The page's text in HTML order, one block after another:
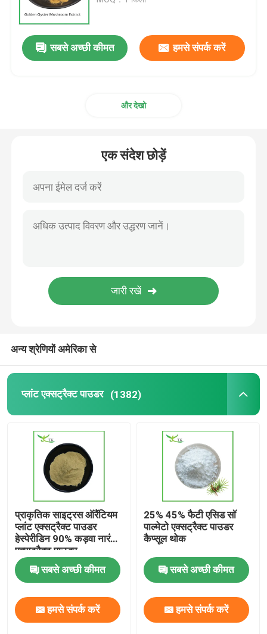
विटामिन पाउडर
अमीनो एसिड पाउडर
अश्वगंधा अर्क पाउडर
आहार अनुपूरक सामग्री
सबसे अच्छी कीमत हमसे संपर्क करें
और देखो
एक संदेश छोड़ें
अन्य श्रेणियों अमेरिका से
प्लांट एक्सट्रैक्ट पाउडर (1382)
प्राकृतिक साइट्रस ऑरैंटियम
प्लांट एक्सट्रैक्ट पाउडर
हेस्पेरीडिन 90% कड़वा नारंगी
एक्सट्रैक्ट पाउडर
सबसे अच्छी कीमत
हमसे संपर्क करें
25% 45% फैटी एसिड सॉ
पाल्मेटो एक्सट्रैक्ट पाउडर
कैप्सूल थोक
सबसे अच्छी कीमत
हमसे संपर्क करें